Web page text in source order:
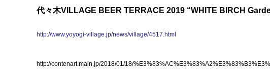
代々木VILLAGE BEER TERRACE 2019 “WHITE BIRCH
http://www.yoyogi-village.jp/news/village/4517.html
http://contenart.main.jp/2018/01/18/